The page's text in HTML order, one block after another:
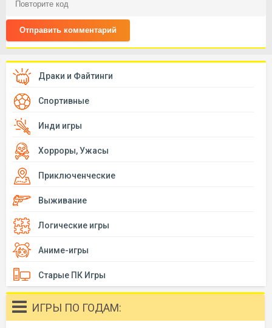
Отправить комментарий
Драки и Файтинги
Спортивные
Инди игры
Хорроры, Ужасы
Приключенческие
Выживание
Логические игры
Аниме-игры
Старые ПК Игры
ИГРЫ ПО ГОДАМ: